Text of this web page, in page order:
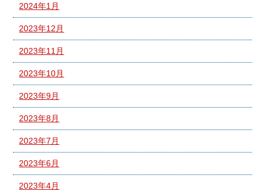
2024年1月
2023年12月
2023年11月
2023年10月
2023年9月
2023年8月
2023年7月
2023年6月
2023年4月